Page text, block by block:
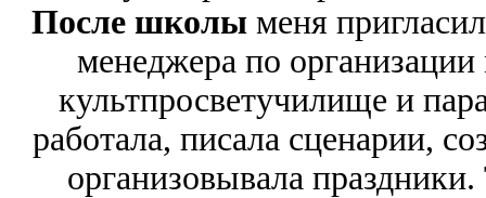
После школыменя
менеджера по
культпросветучилище и
работала, писала сценарии,
организовывала